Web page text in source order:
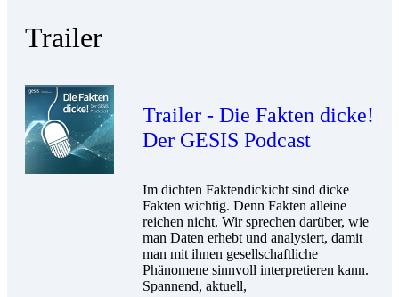
Trailer
Trailer - Die Fakten dicke!
Der GESIS Podcast
Im dichten Faktendickicht sind dicke
Fakten wichtig. Denn Fakten alleine
reichen nicht. Wir sprechen darüber, wie
man Daten erhebt und analysiert, damit
man mit ihnen gesellschaftliche
Phänomene sinnvoll interpretieren kann.
Spannend, aktuell,